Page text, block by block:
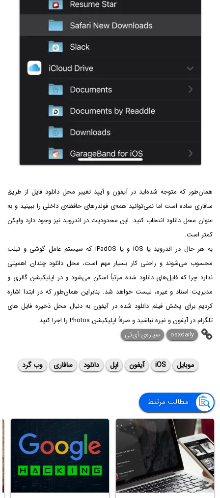
همان‌طور که متوجه شده‌اید در آیفون و آیپد تغییر محل دانلود فایل از طریق
سافاری ساده است اما نمی‌توانید همه‌ی فولدرهای حافظه‌ی داخلی را ببینید و به
عنوان محل دانلود انتخاب کنید. این محدودیت در اندروید نیز وجود دارد ولیکن
کمتر است.
به هر حال در اندروید یا iOS و یا iPadOS که سیستم عامل گوشی و تبلت
محسوب می‌شوند و راحتی کار بسیار مهم است، محل دانلود چندان اهمیتی
ندارد چرا که فایل‌های دانلود شده مرتباً اسکن می‌شود و در اپلیکیشن گالری و
مدیریت اسناد و غیره، لیست خواهد شد. بنابراین همان‌طور که در ابتدا اشاره
کردیم برای پخش فیلم دانلود شده در آیفون به دنبال محل ذخیره فایل های
تلگرام در آیفون و غیره نباشید و صرفاً اپلیکیشن Photos را اجرا کنید.
osxdaily
سیاره‌ی آی‌تی
موبایل iOS آیفون اپل دانلود سافاری وب گرد
مطالب مرتبط